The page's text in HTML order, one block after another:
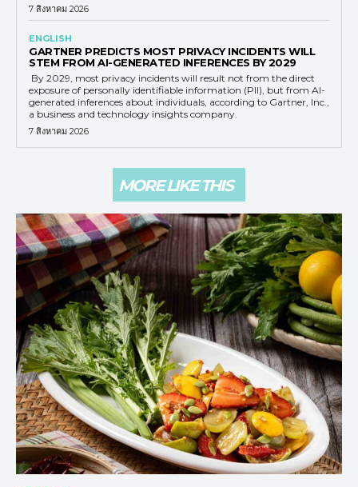
7 สิงหาคม 2026
ENGLISH
GARTNER PREDICTS MOST PRIVACY INCIDENTS WILL
STEM FROM AI-GENERATED INFERENCES BY 2029
By 2029, most privacy incidents will result not from the direct
exposure of personally identifiable information (PII), but from AI-
generated inferences about individuals, according to Gartner, Inc.,
a business and technology insights company.
7 สิงหาคม 2026
MORE LIKE THIS